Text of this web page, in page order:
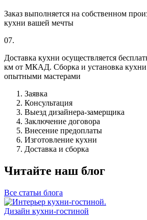
Заказ выполняется на собственном
кухни вашей мечты
07.
Доставка кухни осуществляется
км от МКАД. Сборка и установка кухни
опытными мастерами
Заявка
Консультация
Выезд дизайнера-замерщика
Заключение договора
Внесение предоплаты
Изготовление кухни
Доставка и сборка
Читайте наш блог
Все статьи блога
Дизайн кухни-гостиной